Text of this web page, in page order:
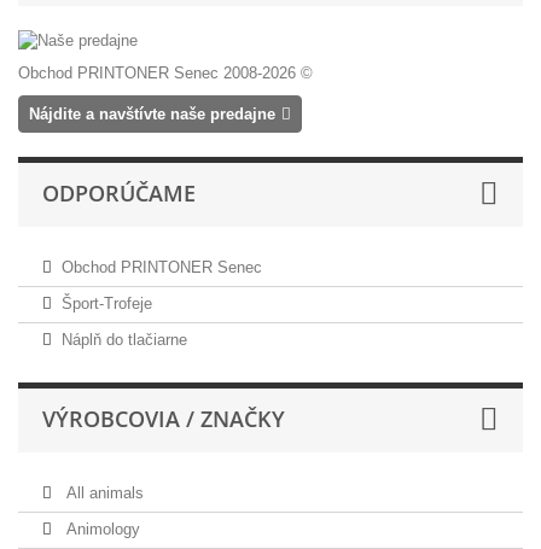
Obchod PRINTONER Senec 2008-2026 ©
Nájdite a navštívte naše predajne
ODPORÚČAME
Obchod PRINTONER Senec
Šport-Trofeje
Náplň do tlačiarne
VÝROBCOVIA / ZNAČKY
All animals
Animology